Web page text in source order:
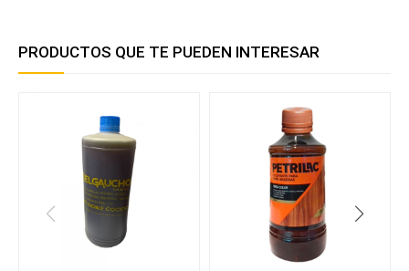
PRODUCTOS QUE TE PUEDEN INTERESAR